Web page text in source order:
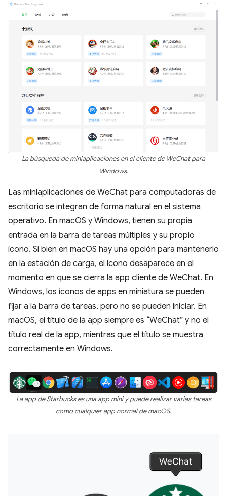
La búsqueda de miniaplicaciones en el cliente de WeChat para
Windows.
Las miniaplicaciones de WeChat para computadoras de
escritorio se integran de forma natural en el sistema
operativo. En macOS y Windows, tienen su propia
entrada en la barra de tareas múltiples y su propio
ícono. Si bien en macOS hay una opción para mantenerlo
en la estación de carga, el ícono desaparece en el
momento en que se cierra la app cliente de WeChat. En
Windows, los íconos de apps en miniatura se pueden
fijar a la barra de tareas, pero no se pueden iniciar. En
macOS, el título de la app siempre es “WeChat” y no el
título real de la app, mientras que el título se muestra
correctamente en Windows.
La app de Starbucks es una app mini y puede realizar varias tareas
como cualquier app normal de macOS.